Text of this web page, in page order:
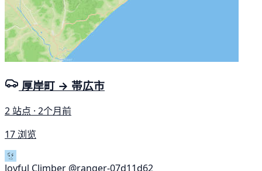
厚岸町 → 帯広市
2 站点 · 2个月前
17 浏览
Joyful Climber @ranger-07d11d62